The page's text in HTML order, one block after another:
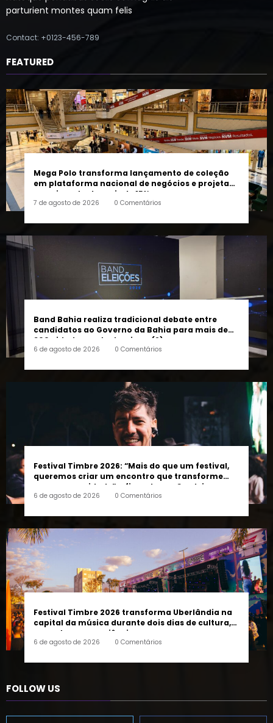
Contact: +0123-456-789
FEATURED
Mega Polo transforma lançamento de coleção
crescimento de mais de 15%
7 de agosto de 2026 0 Comentários
Band Bahia realiza tradicional debate entre
300 cidades neste domingo (9)
6 de agosto de 2026 0 Comentários
Festival Timbre 2026: “Mais do que um festival,
pessoas e a cidade”, afirma Lucas Cordeiro
6 de agosto de 2026 0 Comentários
Festival Timbre 2026 transforma Uberlândia na
encontros e experiências
6 de agosto de 2026 0 Comentários
FOLLOW US